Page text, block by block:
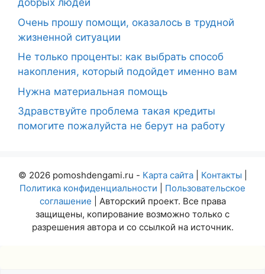
добрых людей
Очень прошу помощи, оказалось в трудной
жизненной ситуации
Не только проценты: как выбрать способ
накопления, который подойдет именно вам
Нужна материальная помощь
Здравствуйте проблема такая кредиты
помогите пожалуйста не берут на работу
© 2026 pomoshdengami.ru - Карта сайта| Контакты
Политика конфиденциальности
Пользовательское
соглашение | Авторский проект. Все права
защищены, копирование возможно только с
разрешения автора и со ссылкой на источник.